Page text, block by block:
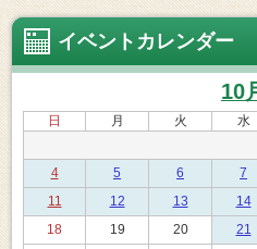
イベントカレンダー
10
日 月 火 水
4
5 6 7
11
12 13 14
18
19 20 21